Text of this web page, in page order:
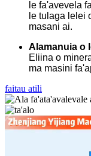
le fa'avevela
le tulaga lelei
masani ai.
Alamanuia o
Eliina o
ma masini
faitau atili